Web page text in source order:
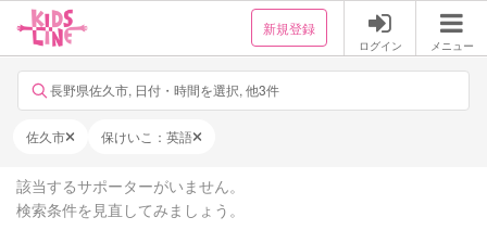
新規登録
ログイン メニュー
長野県佐久市, 日付・時間を選択, 他3件
佐久市 保けいこ：英語
該当するサポーターがいません。
検索条件を見直してみましょう。